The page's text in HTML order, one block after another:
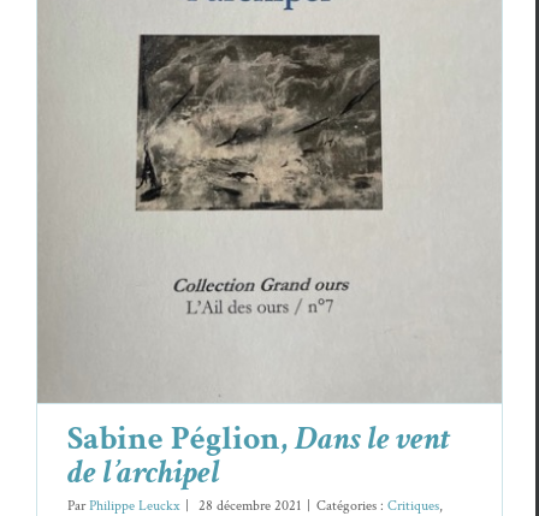
Sabine Péglion,Dans le vent de l’archipel
Critiques Sabine Péglion
Sabine Péglion,Dans le vent
de l’archipel
ParPhilippe Leuckx | 28 décembre 2021 | Catégories : Critiques,